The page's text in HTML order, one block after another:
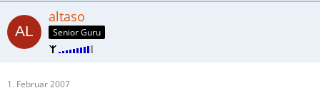
altaso
Senior Guru
1. Februar 2007